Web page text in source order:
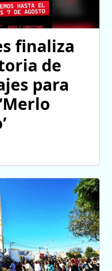
finaliza
de
para